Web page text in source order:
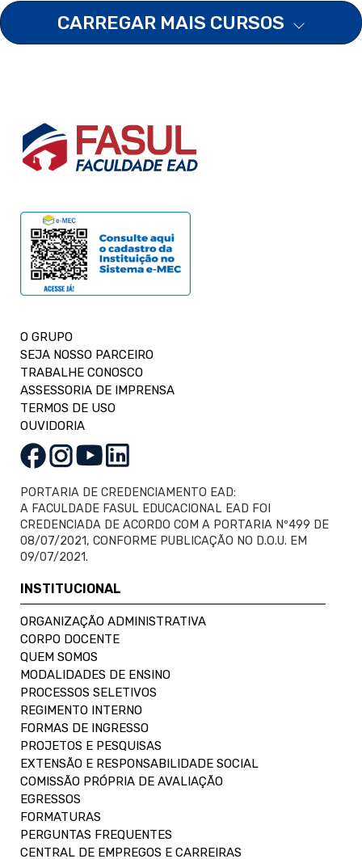
CARREGAR MAIS CURSOS
O GRUPO
SEJA NOSSO PARCEIRO
TRABALHE CONOSCO
ASSESSORIA DE IMPRENSA
TERMOS DE USO
OUVIDORIA
PORTARIA DE CREDENCIAMENTO EAD:
A FACULDADE FASUL EDUCACIONAL EAD FOI
CREDENCIADA DE ACORDO COM A PORTARIA Nº499 DE
08/07/2021, CONFORME PUBLICAÇÃO NO D.O.U. EM
09/07/2021.
INSTITUCIONAL
ORGANIZAÇÃO ADMINISTRATIVA
CORPO DOCENTE
QUEM SOMOS
MODALIDADES DE ENSINO
PROCESSOS SELETIVOS
REGIMENTO INTERNO
FORMAS DE INGRESSO
PROJETOS E PESQUISAS
EXTENSÃO E RESPONSABILIDADE SOCIAL
COMISSÃO PRÓPRIA DE AVALIAÇÃO
EGRESSOS
FORMATURAS
PERGUNTAS FREQUENTES
CENTRAL DE EMPREGOS E CARREIRAS